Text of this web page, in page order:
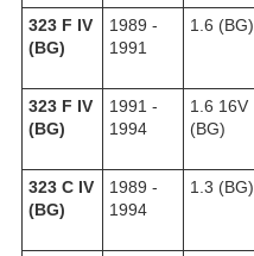
323 F IV
(BG)
1989 -
1991
1.6 (BG)
323 F IV
(BG)
1991 -
1994
1.6 16V
(BG)
323 C IV
(BG)
1989 -
1994
1.3 (BG)